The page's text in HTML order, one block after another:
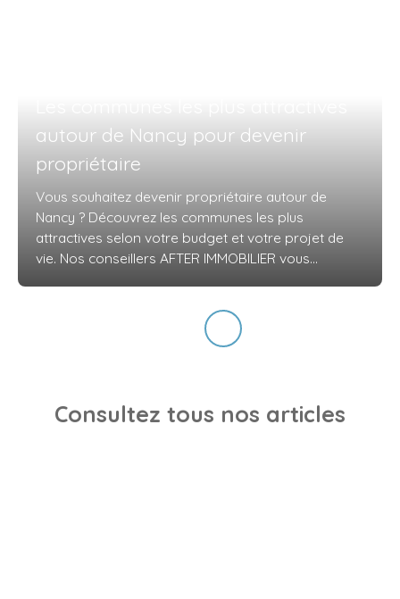
autour de Nancy pour devenir
propriétaire
Vous souhaitez devenir propriétaire autour de
Nancy ? Découvrez les communes les plus
attractives selon votre budget et votre projet de
vie. Nos conseillers AFTER IMMOBILIER vous
Blainville-sur-l'Eau, Bayon et Baccarat.
Consultez tous nos articles